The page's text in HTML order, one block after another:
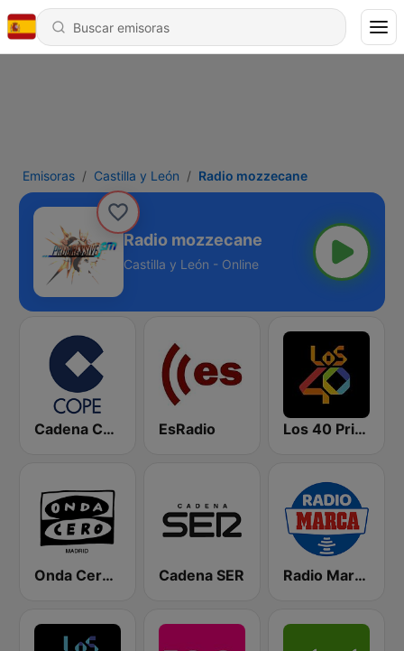
Emisoras Castilla y León Radio mozzecane
Radio mozzecane
Castilla y León - Online
Cadena COPE EsRadio Los 40 Principales
Onda Cero Madrid Cadena SER Radio Marca Nacional